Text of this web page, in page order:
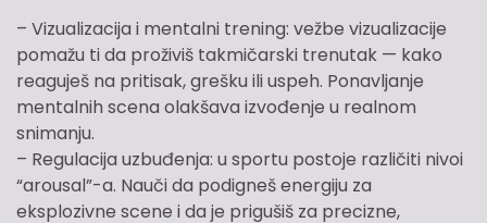
– Vizualizacija i mentalni trening: vežbe vizualizacije
pomažu ti da proživiš takmičarski trenutak — kako
reaguješ na pritisak, grešku ili uspeh. Ponavljanje
mentalnih scena olakšava izvođenje u realnom
snimanju.
– Regulacija uzbuđenja: u sportu postoje različiti nivoi
“arousal”-a. Nauči da podigneš energiju za
eksplozivne scene i da je prigušiš za precizne,